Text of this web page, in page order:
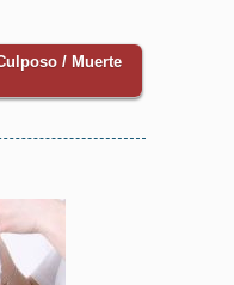
/ Muerte